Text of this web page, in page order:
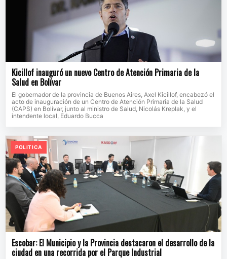
Kicillof inauguró un nuevo Centro de Atención Primaria de la
Salud en Bolívar
El gobernador de la provincia de Buenos Aires, Axel Kicillof, encabezó el
acto de inauguración de un Centro de Atención Primaria de la Salud
(CAPS) en Bolívar, junto al ministro de Salud, Nicolás Kreplak, y el
intendente local, Eduardo Bucca
POLITICA
Escobar: El Municipio y la Provincia destacaron el desarrollo de la
ciudad en una recorrida por el Parque Industrial